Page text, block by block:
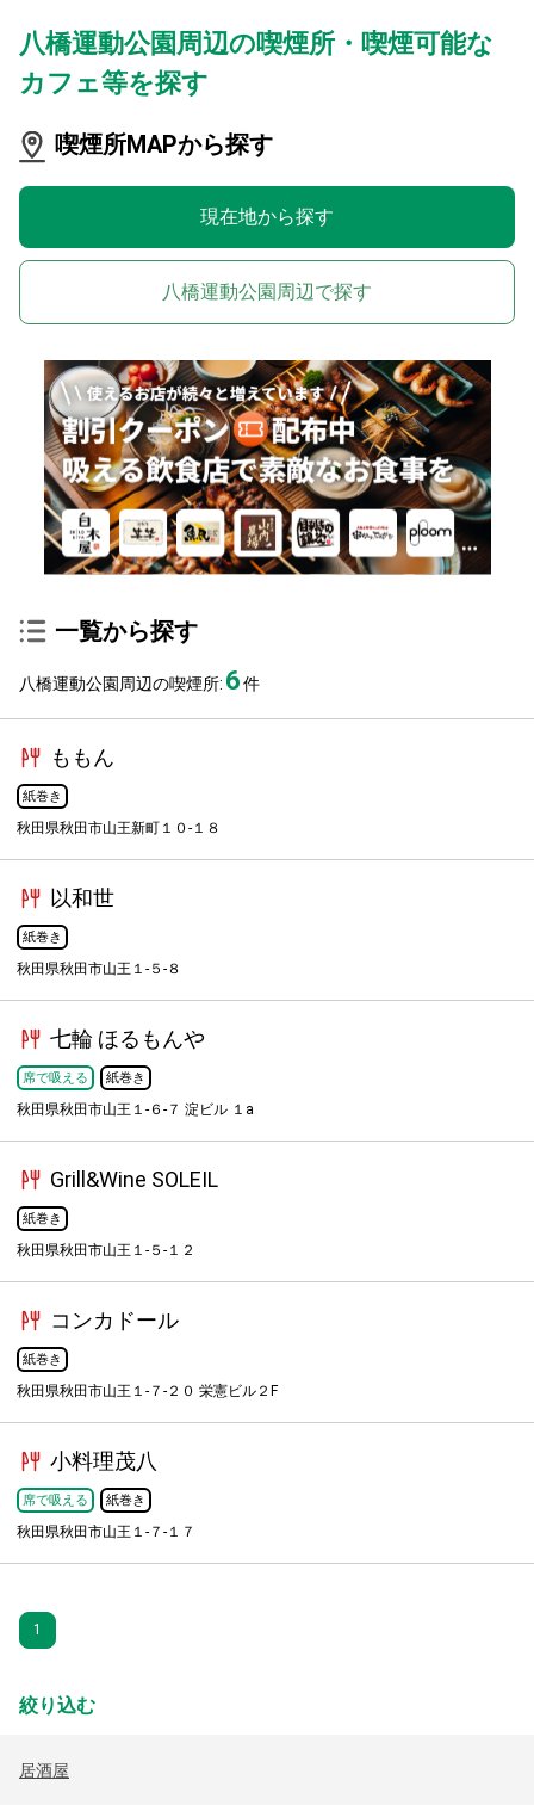
八橋運動公園周辺の喫煙所・喫煙可能な
カフェ等を探す
喫煙所MAPから探す
現在地から探す
八橋運動公園周辺で探す
一覧から探す
八橋運動公園周辺の喫煙所: 6件
ももん
紙巻き
秋田県秋田市山王新町１０-１８
以和世
紙巻き
秋田県秋田市山王１-５-８
七輪 ほるもんや
席で吸える 紙巻き
秋田県秋田市山王１-６-７ 淀ビル １a
Grill&Wine SOLEIL
紙巻き
秋田県秋田市山王１-５-１２
コンカドール
紙巻き
秋田県秋田市山王１-７-２０ 栄憲ビル２F
小料理茂八
席で吸える 紙巻き
秋田県秋田市山王１-７-１７
1
絞り込む
居酒屋